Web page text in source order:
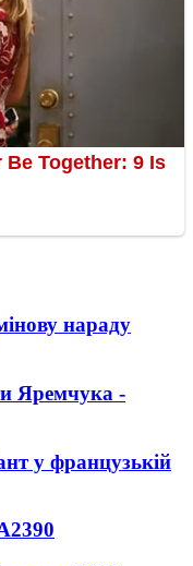
нараду
Яремчука -
у французькій
2390